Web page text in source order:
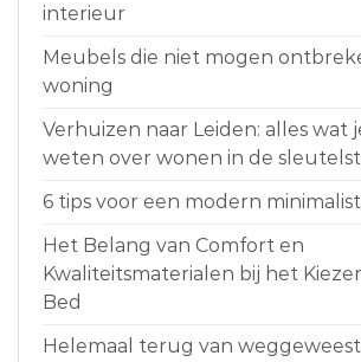
interieur
Meubels die niet mogen
woning
Verhuizen naar Leiden: alles wat
weten over wonen in de
6 tips voor een modern
Het Belang van Comfort en
Kwaliteitsmaterialen bij het
Bed
Helemaal terug van